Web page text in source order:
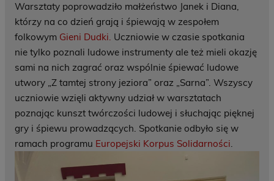
Warsztaty poprowadziło małżeństwo Janek i Diana,
którzy na co dzień grają i śpiewają w zespołem
folkowym Gieni Dudki. Uczniowie w czasie spotkania
nie tylko poznali ludowe instrumenty ale też mieli okazję
sami na nich zagrać oraz wspólnie śpiewać ludowe
utwory „Z tamtej strony jeziora” oraz „Sarna”. Wszyscy
uczniowie wzięli aktywny udział w warsztatach
poznając kunszt twórczości ludowej i słuchając pięknej
gry i śpiewu prowadzących. Spotkanie odbyło się w
ramach programu Europejski Korpus Solidarności.